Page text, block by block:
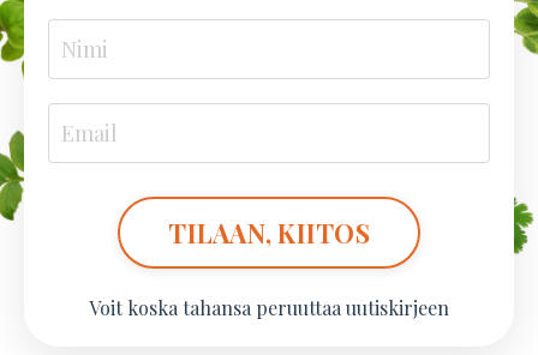
TILAAN, KIITOS
Voit koska tahansa peruuttaa uutiskirjeen